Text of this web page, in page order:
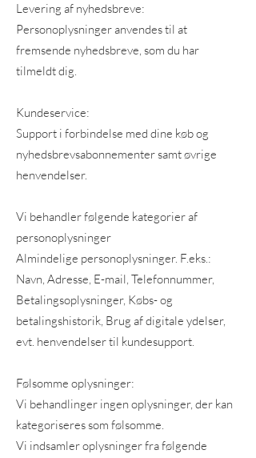
Levering af nyhedsbreve:
Personoplysninger anvendes til at
fremsende nyhedsbreve, som du har
tilmeldt dig.
Kundeservice:
Support i forbindelse med dine køb og
nyhedsbrevsabonnementer samt øvrige
henvendelser.
Vi behandler følgende kategorier af
personoplysninger
Almindelige personoplysninger. F.eks.:
Navn, Adresse, E-mail, Telefonnummer,
Betalingsoplysninger, Købs- og
betalingshistorik, Brug af digitale ydelser,
evt. henvendelser til kundesupport.
Følsomme oplysninger:
Vi behandlinger ingen oplysninger, der kan
kategoriseres som følsomme.
Vi indsamler oplysninger fra følgende